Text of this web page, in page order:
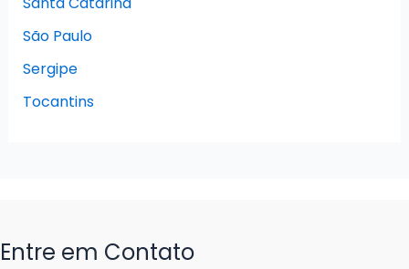
São Paulo
Sergipe
Tocantins
Entre em Contato